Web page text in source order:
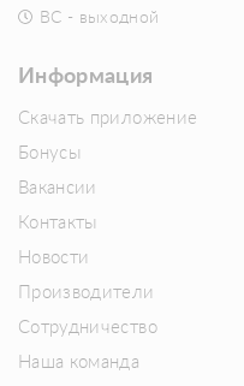
ВС - выходной
Информация
Скачать приложение
Бонусы
Вакансии
Контакты
Новости
Производители
Сотрудничество
Наша команда